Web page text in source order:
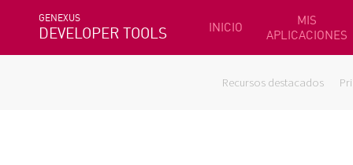
GENEXUS
DEVELOPER TOOLS INICIO
MIS
APLICACIONES
Recursos destacados